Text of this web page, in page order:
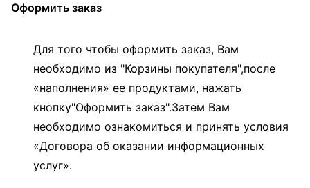
Оформить заказ
Для того чтобы оформить заказ, Вам
необходимо из "Корзины покупателя",после
«наполнения» ее продуктами, нажать
кнопку"Оформить заказ".Затем Вам
необходимо ознакомиться и принять условия
«Договора об оказании информационных
услуг».